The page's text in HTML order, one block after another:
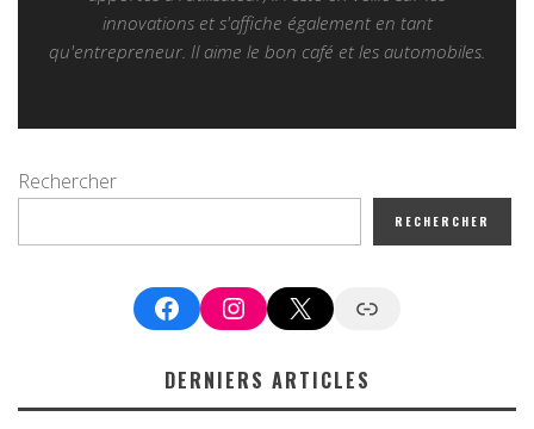
innovations et s'affiche également en tant
qu'entrepreneur. Il aime le bon café et les automobiles.
Rechercher
RECHERCHER
FacebookInstagram
X Google News
DERNIERS ARTICLES